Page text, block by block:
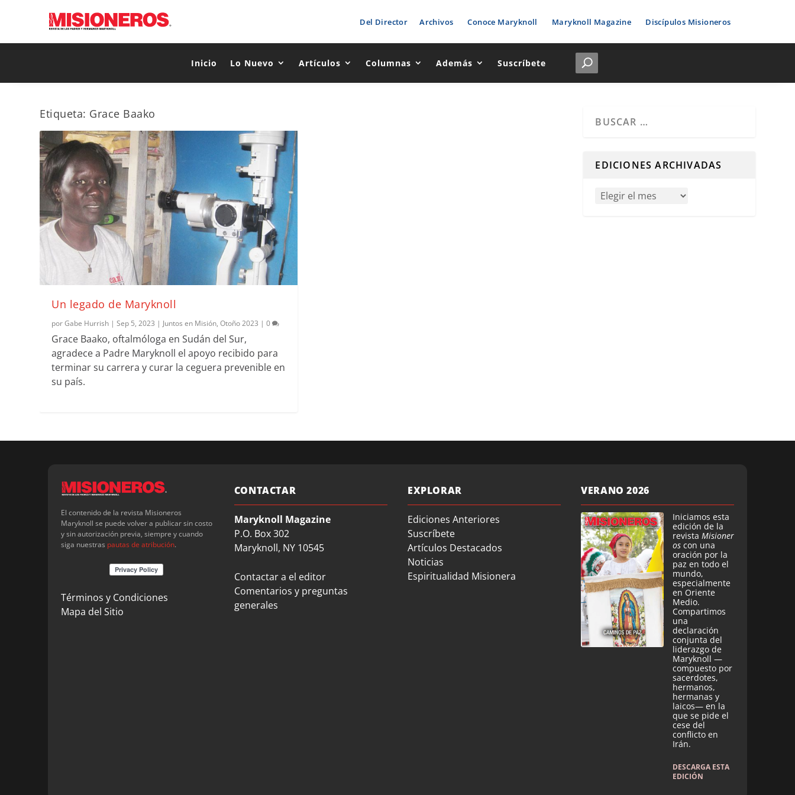
Del Director Archivos Conoce Maryknoll Maryknoll Magazine Discípulos Misioneros
Inicio Lo Nuevo Artículos Columnas Además Suscríbete
Etiqueta: Grace Baako
Un legado de Maryknoll
porGabe Hurrish |Sep 5, 2023 | Juntos en Misión,Otoño 2023 |0
Grace Baako, oftalmóloga en Sudán del Sur,
agradece a Padre Maryknoll el apoyo recibido para
terminar su carrera y curar la ceguera prevenible en
su país.
EDICIONES ARCHIVADAS
El contenido de la revista Misioneros
Maryknoll se puede volver a publicar sin costo
y sin autorización previa, siempre y cuando
siga nuestras pautas de atribución.
Términos y Condiciones
Mapa del Sitio
CONTACTAR
Maryknoll Magazine
P.O. Box 302
Maryknoll, NY 10545
Contactar a el editor
Comentarios y preguntas
generales
EXPLORAR
Ediciones Anteriores
Suscríbete
Artículos Destacados
Noticias
Espiritualidad Misionera
VERANO 2026
Iniciamos esta
edición de la
revista Misioner
os con una
oración por la
paz en todo el
mundo,
especialmente
en Oriente
Medio.
Compartimos
una
declaración
conjunta del
liderazgo de
Maryknoll —
compuesto por
sacerdotes,
hermanos,
hermanas y
laicos— en la
que se pide el
cese del
conflicto en
Irán.
DESCARGA ESTA
EDICIÓN